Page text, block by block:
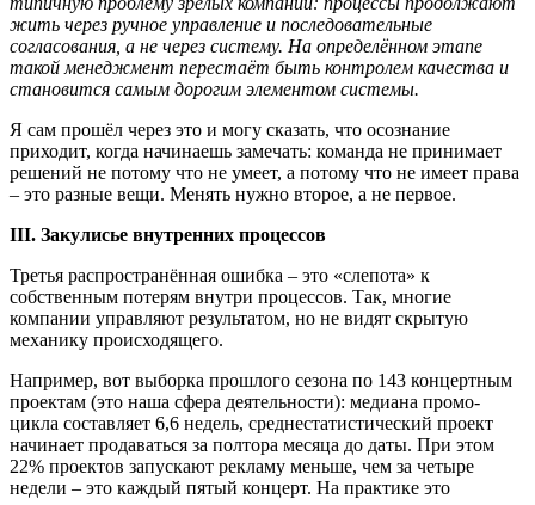
жить через ручное управление и последовательные
согласования, а не через систему. На определённом этапе
такой менеджмент перестаёт быть контролем качества и
становится самым дорогим элементом системы.
Я сам прошёл через это и могу сказать, что осознание
приходит, когда начинаешь замечать: команда не принимает
решений не потому что не умеет, а потому что не имеет права
– это разные вещи. Менять нужно второе, а не первое.
III. Закулисье внутренних процессов
Третья распространённая ошибка – это «слепота» к
собственным потерям внутри процессов. Так, многие
компании управляют результатом, но не видят скрытую
механику происходящего.
Например, вот выборка прошлого сезона по 143 концертным
проектам (это наша сфера деятельности): медиана промо-
цикла составляет 6,6 недель, среднестатистический проект
начинает продаваться за полтора месяца до даты. При этом
22% проектов запускают рекламу меньше, чем за четыре
недели – это каждый пятый концерт. На практике это